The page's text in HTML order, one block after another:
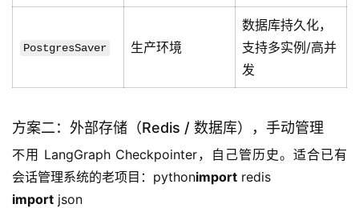
PostgresSaver 生产环境
数据库持久化，
支持多实例/高并
发
方案二：外部存储（Redis / 数据库），手动管理
不用 LangGraph Checkpointer，自己管历史。适合已有
会话管理系统的老项目：pythonimport redis
import json